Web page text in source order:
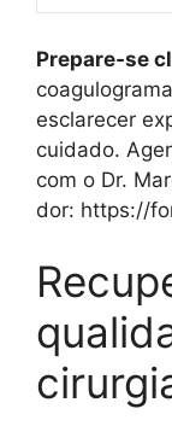
Prepare‑se
esclarecer
cuidado.
com o Dr.
dor: https://